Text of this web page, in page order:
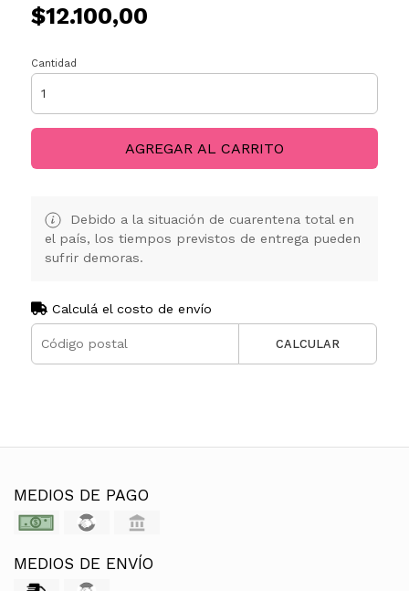
$12.100,00
Cantidad
AGREGAR AL CARRITO
Debido a la situación de cuarentena total en
el país, los tiempos previstos de entrega pueden
sufrir demoras.
Calculá el costo de envío
CALCULAR
MEDIOS DE PAGO
MEDIOS DE ENVÍO